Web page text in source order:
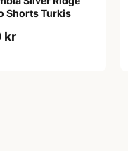
Shorts Turkis
kr